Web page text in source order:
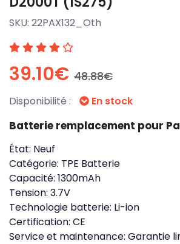
SKU: 22PAX132_Oth
39.10€ 48.88€
Disponibilité : En stock
Batterie remplacement pour
État: Neuf
Catégorie: TPE Batterie
Capacité: 1300mAh
Tension: 3.7V
Technologie batterie: Li-ion
Certification: CE
Service et maintenance: Garantie